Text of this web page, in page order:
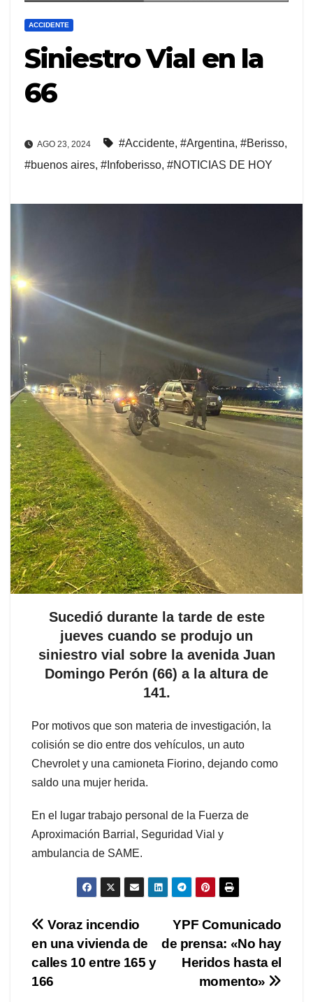
ACCIDENTE
Siniestro Vial en la
66
AGO 23, 2024 #Accidente, #Argentina, #Berisso,
#buenos aires, #Infoberisso, #NOTICIAS DE HOY
Sucedió durante la tarde de este
jueves cuando se produjo un
siniestro vial sobre la avenida Juan
Domingo Perón (66) a la altura de
141.
Por motivos que son materia de investigación, la
colisión se dio entre dos vehículos, un auto
Chevrolet y una camioneta Fiorino, dejando como
saldo una mujer herida.
En el lugar trabajo personal de la Fuerza de
Aproximación Barrial, Seguridad Vial y
ambulancia de SAME.
Navegación
de
entradas
YPF Comunicado
de prensa: «No hay
Heridos hasta el
momento»
Voraz incendio
en una vivienda de
calles 10 entre 165 y
166